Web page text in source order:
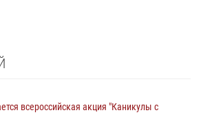
всероссийская акция "Каникулы с